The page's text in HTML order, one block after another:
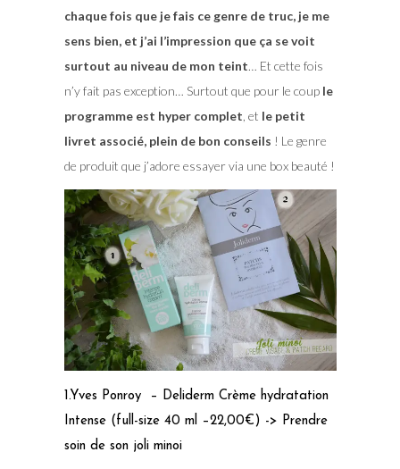
chaque fois que je fais ce genre de truc, je me
sens bien, et j’ai l’impression que ça se voit
surtout au niveau de mon teint… Et cette fois
n’y fait pas exception… Surtout que pour le coup le
programme est hyper complet , et le petit
livret associé, plein de bon conseils ! Le genre
de produit que j’adore essayer via une box beauté !
1.Yves Ponroy – Deliderm Crème hydratation
Intense (full-size 40 ml –22,00€) -> Prendre
soin de son joli minoi